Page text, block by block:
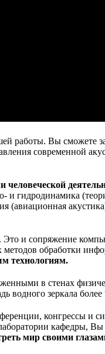
работы. Вы сможете
современной
человеческой
и гидродинамика
(авиационная
и сопряжение
обработки
технологиям.
в стенах
водного зеркала
конгрессы и
кафедры, Вы
мир своими